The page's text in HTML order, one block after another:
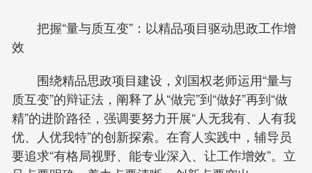
把握“量与质互变”：以精品项目驱动思政工作增
效
围绕精品思政项目建设，刘国权老师运用“量与
质互变”的辩证法，阐释了从“做完”到“做好”再到“做
精”的进阶路径，强调要努力开展“人无我有、人有我
优、人优我特”的创新探索。在育人实践中，辅导员
要追求“有格局视野、能专业深入、让工作增效”。立